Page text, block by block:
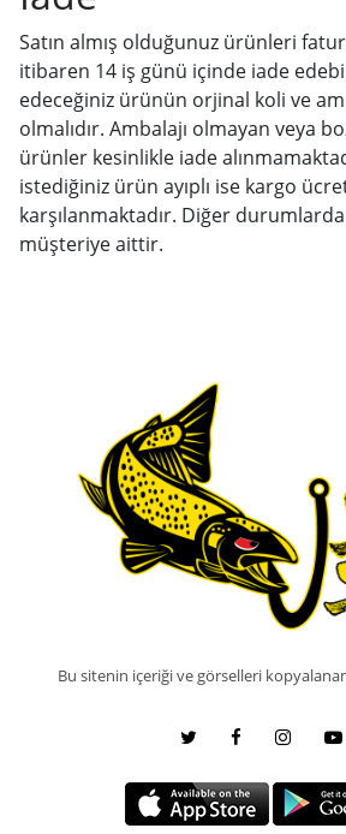
Satın almış olduğunuz ürünleri
itibaren 14 iş günü içinde iade
edeceğiniz ürünün orjinal koli ve
olmalıdır. Ambalajı olmayan veya
ürünler kesinlikle iade
istediğiniz ürün ayıplı ise kargo
karşılanmaktadır. Diğer
müşteriye aittir.
Bu sitenin içeriği ve görselleri